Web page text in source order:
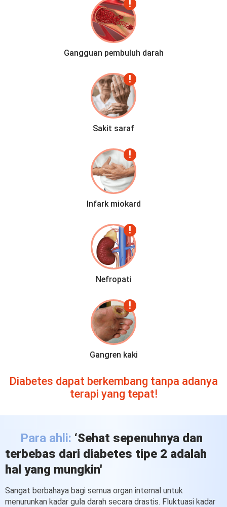
Gangguan pembuluh darah
Sakit saraf
Infark miokard
Nefropati
Gangren kaki
Diabetes dapat berkembang tanpa adanya
terapi yang tepat!
Para ahli: ‘Sehat sepenuhnya dan
terbebas dari diabetes tipe 2 adalah
hal yang mungkin'
Sangat berbahaya bagi semua organ internal untuk
menurunkan kadar gula darah secara drastis. Fluktuasi kadar